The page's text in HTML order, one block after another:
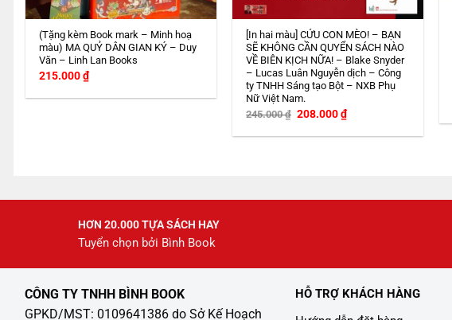
(Tặng kèm Book mark – Minh hoạ
màu) MA QUỶ DÂN GIAN KÝ – Duy
Văn – Linh Lan Books
215.000₫
[In hai màu] CỨU CON MÈO! – BẠN
SẼ KHÔNG CẦN QUYỂN SÁCH NÀO
VỀ BIÊN KỊCH NỮA! – Blake Snyder
– Lucas Luân Nguyễn dịch – Công
ty TNHH Sáng tạo Bột – NXB Phụ
Nữ Việt Nam.
245.000₫ Giá
là:
208.000₫Giá
hiện
tại
HƠN 20.000 TỰA SÁCH HAY
Tuyển chọn bởi Bình Book
CÔNG TY TNHH BÌNH BOOK
GPKD/MST: 0109641386 do Sở Kế Hoạch
HỖ TRỢ KHÁCH HÀNG